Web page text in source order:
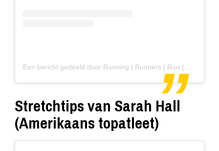
Een bericht gedeeld door Running | Runners | Run (@worlderunners)
Stretchtips van Sarah Hall
(Amerikaans topatleet)